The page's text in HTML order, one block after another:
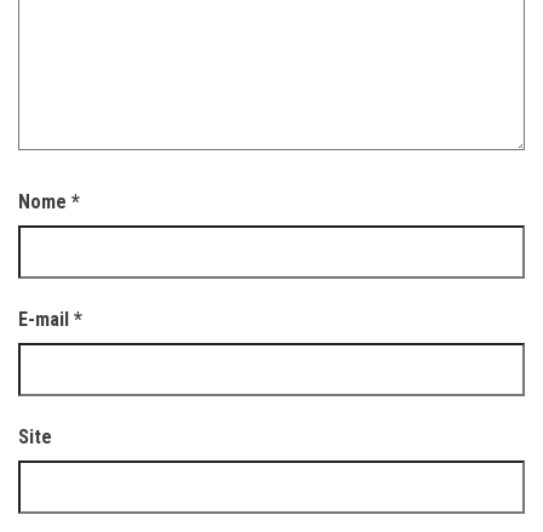
Nome *
E-mail *
Site